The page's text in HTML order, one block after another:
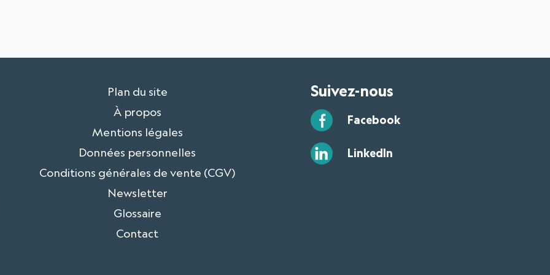
Plan du site
À propos
Mentions légales
Données personnelles
Conditions générales de vente (CGV)
Newsletter
Glossaire
Contact
Suivez-nous
Facebook
LinkedIn